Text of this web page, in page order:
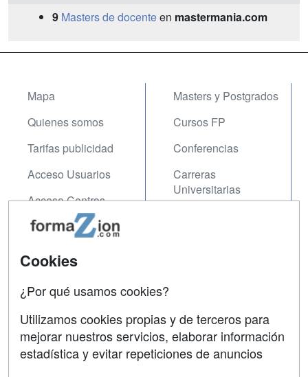
9 Masters de docenteen mastermania.com
Mapa
Quienes somos
Tarifas publicidad
Acceso Usuarios
Acceso Centros
Masters y Postgrados
Cursos FP
Conferencias
Carreras
Universitarias
Contactar
Copyleft
Cookies
¿Por qué usamos cookies?
Utilizamos cookies propias y de terceros para
mejorar nuestros servicios, elaborar información
estadística y evitar repeticiones de anuncios